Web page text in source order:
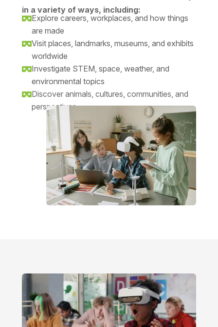
in a variety of ways, including:
Explore careers, workplaces, and how things
are made
Visit places, landmarks, museums, and exhibits
worldwide
Investigate STEM, space, weather, and
environmental topics
Discover animals, cultures, communities, and
perspectives